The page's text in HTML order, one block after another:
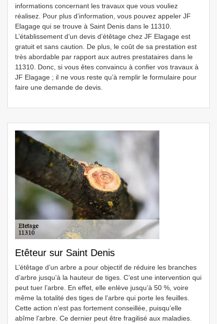
informations concernant les travaux que vous vouliez
réalisez. Pour plus d’information, vous pouvez appeler JF
Elagage qui se trouve à Saint Denis dans le 11310.
L’établissement d’un devis d’étêtage chez JF Elagage est
gratuit et sans caution. De plus, le coût de sa prestation est
très abordable par rapport aux autres prestataires dans le
11310. Donc, si vous êtes convaincu à confier vos travaux à
JF Elagage ; il ne vous reste qu’à remplir le formulaire pour
faire une demande de devis.
Etêteur sur Saint Denis
L’étêtage d’un arbre a pour objectif de réduire les branches
d’arbre jusqu’à la hauteur de tiges. C’est une intervention qui
peut tuer l’arbre. En effet, elle enlève jusqu’à 50 %, voire
même la totalité des tiges de l’arbre qui porte les feuilles.
Cette action n’est pas fortement conseillée, puisqu’elle
abîme l’arbre. Ce dernier peut être fragilisé aux maladies.